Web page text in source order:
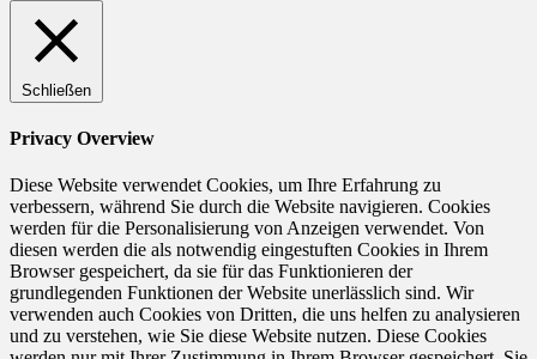
Schließen
Privacy Overview
Diese Website verwendet Cookies, um Ihre Erfahrung zu
verbessern, während Sie durch die Website navigieren. Cookies
werden für die Personalisierung von Anzeigen verwendet. Von
diesen werden die als notwendig eingestuften Cookies in Ihrem
Browser gespeichert, da sie für das Funktionieren der
grundlegenden Funktionen der Website unerlässlich sind. Wir
verwenden auch Cookies von Dritten, die uns helfen zu analysieren
und zu verstehen, wie Sie diese Website nutzen. Diese Cookies